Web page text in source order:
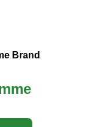
Brand